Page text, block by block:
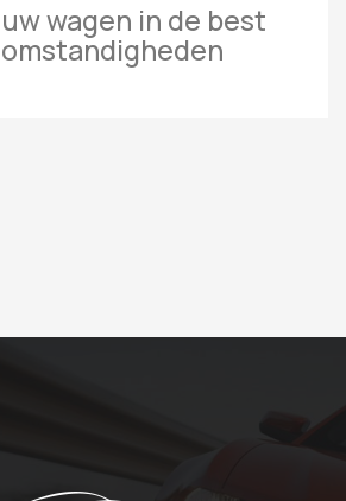
wagen in de best